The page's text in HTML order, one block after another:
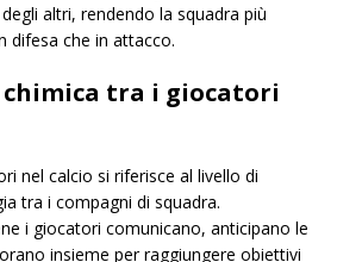
altri, rendendo la squadra più
difesa che in attacco.
tra i giocatori
nel calcio si riferisce al livello di
tra i compagni di squadra.
i giocatori comunicano, anticipano le
insieme per raggiungere obiettivi